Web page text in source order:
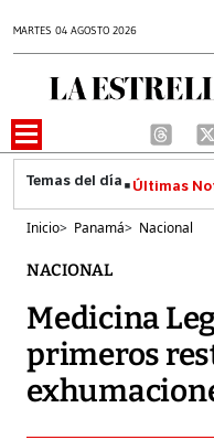
MARTES 04 AGOSTO 2026
Últimas
Inicio> Panamá> Nacional
NACIONAL
Medicina
primeros